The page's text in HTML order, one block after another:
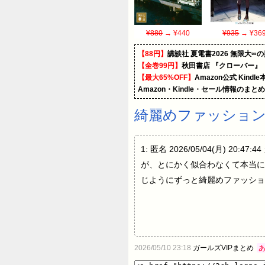
¥880 → ¥440 ¥935→
【88円】 講談社 夏電書2026 無限大∞
【全巻99円】 秋田書店 『クローバー』
【最大65%OFF】 Amazon公式 Kindle
Amazon・Kindle・セール情報のまと
綺麗めファッショ
1: 匿名 2026/05/04(月) 20:47:44
が、とにかく似合わなくて本当
じようにずっと綺麗めファッシ
2026/05/10 23:18 ガールズVIPまとめ